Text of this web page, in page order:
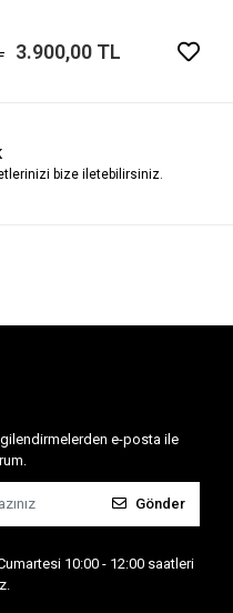
3.900,00 TL
bize iletebilirsiniz.
e-posta ile
Gönder
10:00 - 12:00 saatleri